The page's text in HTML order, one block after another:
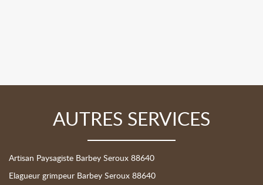
AUTRES SERVICES
Artisan Paysagiste Barbey Seroux 88640
Elagueur grimpeur Barbey Seroux 88640